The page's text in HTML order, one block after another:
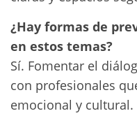
¿Hay formas de
en estos temas?
Sí. Fomentar el
con profesionales
emocional y cultural.